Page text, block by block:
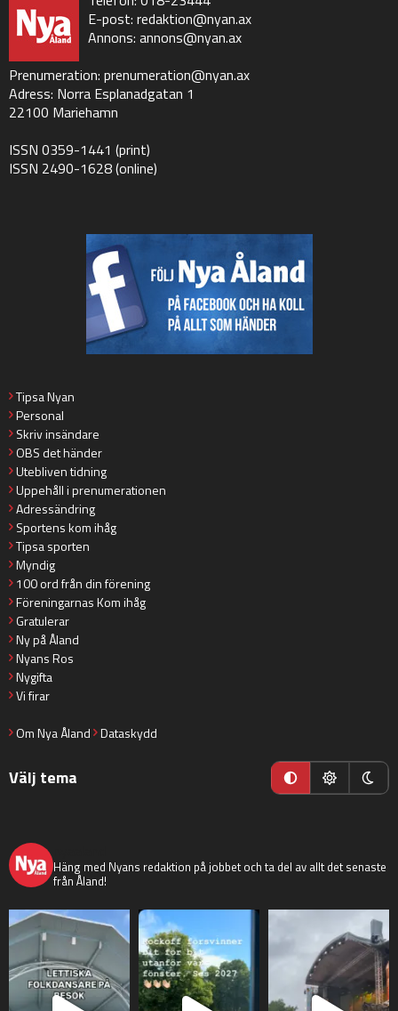
E-post: redaktion@nyan.ax
Annons: annons@nyan.ax
Prenumeration: prenumeration@nyan.ax
Adress: Norra Esplanadgatan 1
22100 Mariehamn
ISSN 0359-1441 (print)
ISSN 2490-1628 (online)
Tipsa Nyan
Personal
Skriv insändare
OBS det händer
Utebliven tidning
Uppehåll i prenumerationen
Adressändring
Sportens kom ihåg
Tipsa sporten
Myndig
100 ord från din förening
Föreningarnas Kom ihåg
Gratulerar
Ny på Åland
Nyans Ros
Nygifta
Vi firar
Om Nya Åland Dataskydd
Välj tema
Häng med Nyans redaktion på jobbet och ta del av allt det senaste
från Åland!